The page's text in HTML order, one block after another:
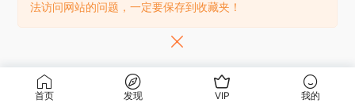
首页 发现 VIP 我的
法访问网站的问题，一定要保存到收藏夹！